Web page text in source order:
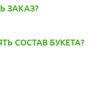
ЗАКАЗ?
СОСТАВ БУКЕТА?